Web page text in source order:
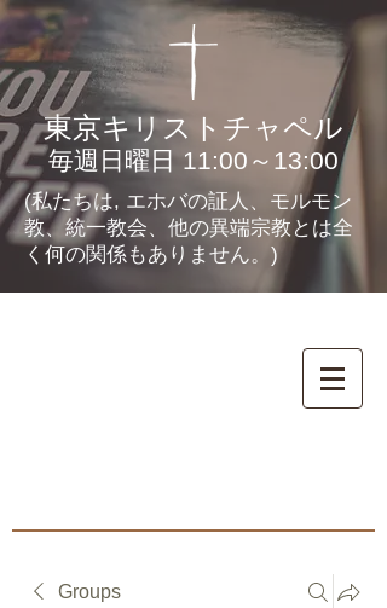
東京キリストチャペル
毎週日曜日 11:00～13:00
(私たちは, エホバの証人、モルモン
教、統一教会、他の異端宗教とは全
く何の関係もありません。)
Groups